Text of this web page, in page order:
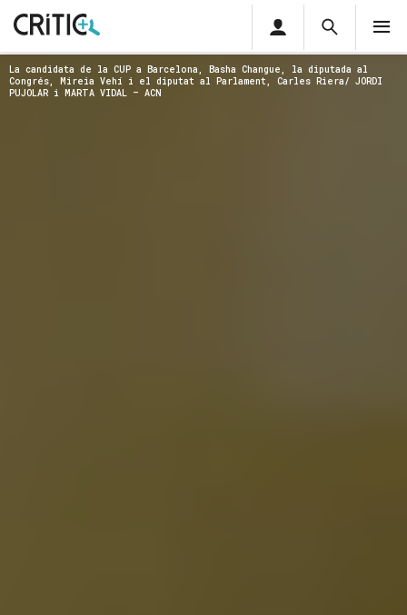
Cerca
Cerca
per...
privada
Subscriu-t'hi
Inicia sessió
La candidata de la CUP a Barcelona, Basha Changue, la diputada al
Congrés, Mireia Vehí i el diputat al Parlament, Carles Riera/ JORDI
PUJOLAR i MARTA VIDAL – ACN